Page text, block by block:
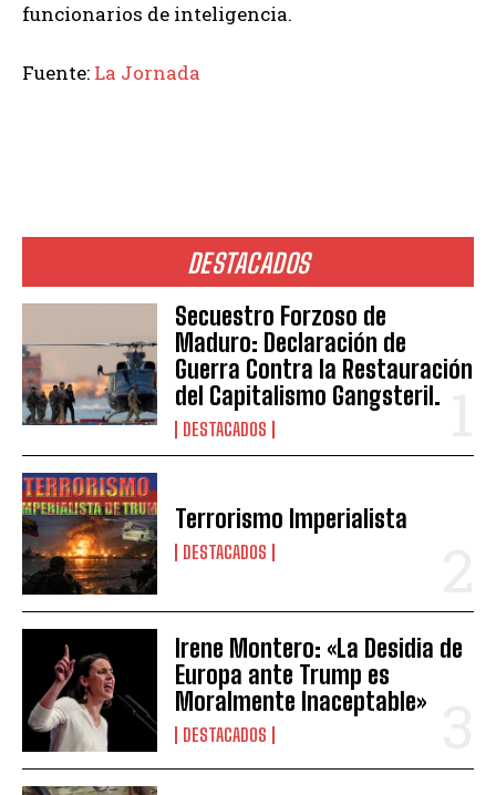
DESTACADOS
Secuestro Forzoso de
Maduro: Declaración de
Guerra Contra la Restauración
del Capitalismo Gangsteril.
DESTACADOS
Terrorismo Imperialista
DESTACADOS
Irene Montero: «La Desidia de
Europa ante Trump es
Moralmente Inaceptable»
DESTACADOS
funcionarios de inteligencia.
Fuente: La Jornada